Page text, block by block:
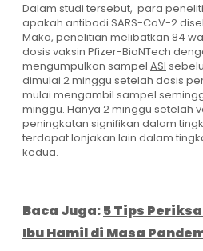
Dalam studi tersebut, para
apakah antibodi SARS-CoV-2
Maka, penelitian melibatkan 84
dosis vaksin Pfizer-BioNTech
mengumpulkan sampel ASI
dimulai 2 minggu setelah dosis
mulai mengambil sampel
minggu. Hanya 2 minggu setelah
peningkatan signifikan dalam
terdapat lonjakan lain dalam
kedua.
Baca Juga:5 Tips
Ibu Hamil di Masa